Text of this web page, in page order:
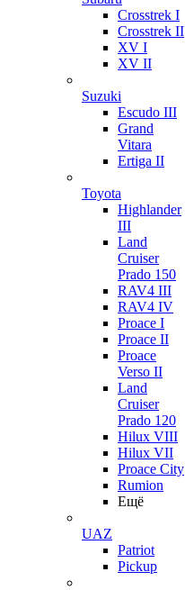
Crosstrek I
Crosstrek II
XV I
XV II
Suzuki
Escudo III
Grand
Vitara
Ertiga II
Toyota
Highlander
III
Land
Cruiser
Prado 150
RAV4 III
RAV4 IV
Proace I
Proace II
Proace
Verso II
Land
Cruiser
Prado 120
Hilux VIII
Hilux VII
Proace City
Rumion
Ещё
UAZ
Patriot
Pickup